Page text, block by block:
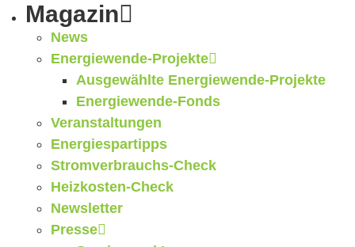
Magazin
News
Energiewende-Projekte
Ausgewählte Energiewende-Projekte
Energiewende-Fonds
Veranstaltungen
Energiespartipps
Stromverbrauchs-Check
Heizkosten-Check
Newsletter
Presse